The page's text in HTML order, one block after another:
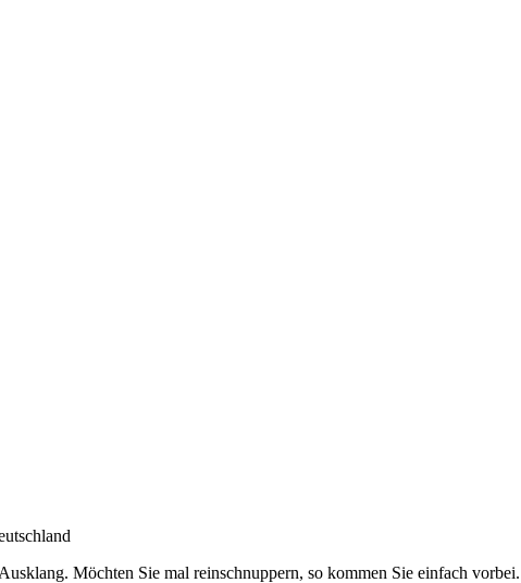
Möchten Sie mal reinschnuppern, so kommen Sie einfach vorbei.